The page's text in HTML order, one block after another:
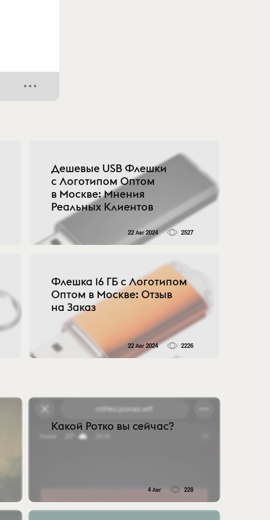
Дешевые USB Флешки
с Логотипом Оптом
в Москве: Мнения
Реальных Клиентов
22 Авг 2024 2527
Флешка 16 ГБ с Логотипом
Оптом в Москве: Отзыв
на Заказ
22 Авг 2024 2226
Какой Ротко вы сейчас?
4 Авг 228